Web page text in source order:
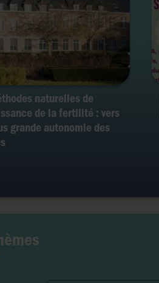
naturelles de
de la fertilité : vers
grande autonomie des